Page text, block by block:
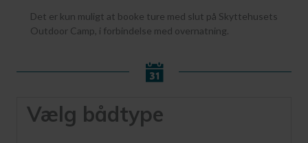
Det er kun muligt at booke ture med slut på Skyttehusets
Outdoor Camp, i forbindelse med overnatning.
Vælg bådtype